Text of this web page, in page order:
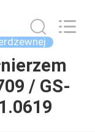
/ GS-